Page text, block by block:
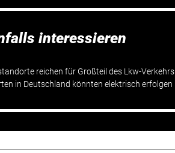
interessieren
reichen für Großteil des Lkw-Verkehrs
in Deutschland könnten elektrisch erfolgen